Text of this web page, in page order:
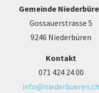
Gemeinde
Gossauerstrasse 5
9246 Niederbüren
Kontakt
071 424 24 00
info@niederbueren.ch